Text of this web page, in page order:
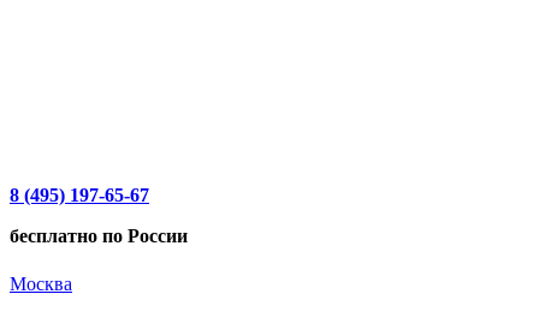
8 (495) 197-65-67
бесплатно по России
Москва